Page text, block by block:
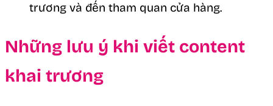
trương và đến tham quan cửa hàng.
Những lưu ý khi viết content
khai trương